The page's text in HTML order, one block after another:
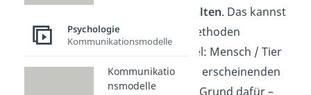
beobachtbare Verhalten. Das kannst
du mit objektiven Methoden
beschreiben (Beispiel: Mensch / Tier
wendet sich zu einer erscheinenden
Lichtquelle hin). Der Grund dafür –
Psychologie
Kommunikationsmodelle
Kommunikatio
nsmodelle